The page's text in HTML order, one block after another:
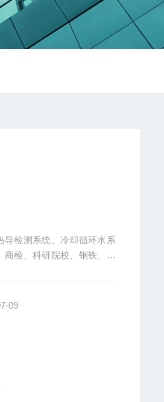
导检测系统、冷却循环水系
检、科研院校、钢铁、铸
09